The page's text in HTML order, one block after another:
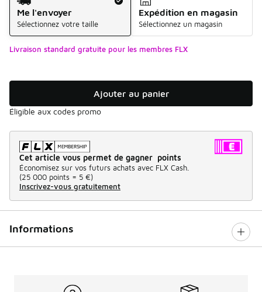
Me l'envoyer
Sélectionnez votre taille
Expédition en magasin
Sélectionnez un magasin
Livraison standard gratuite pour les membres FLX
Ajouter au panier
Éligible aux codes promo
Cet article vous permet de gagner points
Économisez sur vos futurs achats avec FLX Cash.
(25 000 points = 5 €)
Inscrivez-vous gratuitement
Informations